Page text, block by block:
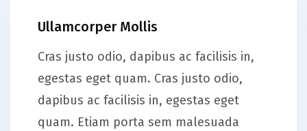
Ullamcorper Mollis
Cras justo odio, dapibus ac facilisis in,
egestas eget quam. Cras justo odio,
dapibus ac facilisis in, egestas eget
quam. Etiam porta sem malesuada